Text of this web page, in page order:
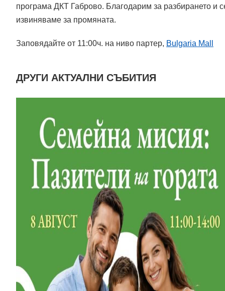
програма ДКТ Габрово. Благодарим за разбирането и
извиняваме за промяната.
Заповядайте от 11:00ч. на ниво партер, Bulgaria Mall
ДРУГИ АКТУАЛНИ СЪБИТИЯ